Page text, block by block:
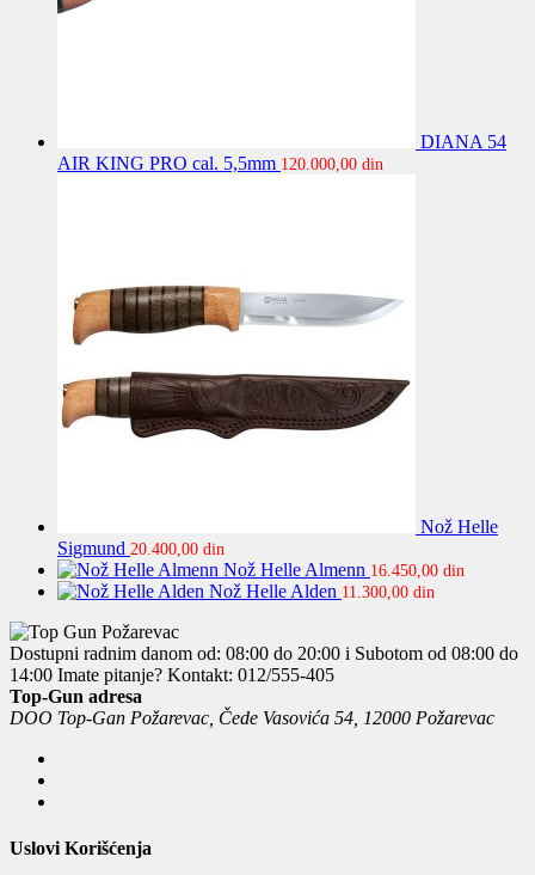
DIANA 54
AIR KING PRO cal. 5,5mm 120.000,00 din
Nož Helle
Sigmund 20.400,00 din
Nož Helle Almenn 16.450,00 din
Nož Helle Alden 11.300,00 din
Dostupni radnim danom od: 08:00 do 20:00 i Subotom od 08:00 do
14:00 Imate pitanje? Kontakt: 012/555-405
Top-Gun adresa
DOO Top-Gan Požarevac, Čede Vasovića 54, 12000 Požarevac
Uslovi Korišćenja